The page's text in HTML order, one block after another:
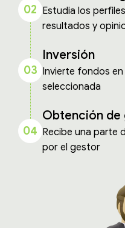
02 Estudia los
resultados y
03
Inversión
Invierte fondos
seleccionada
04
Obtención de
Recibe una parte
por el gestor